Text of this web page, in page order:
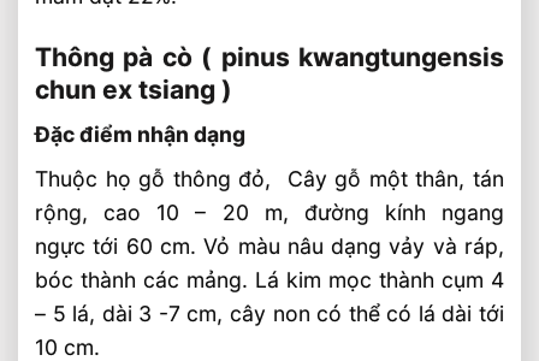
Thông pà cò ( pinus kwangtungensis
chun ex tsiang )
Đặc điểm nhận dạng
Thuộc họ gỗ thông đỏ, Cây gỗ một thân, tán
rộng, cao 10 – 20 m, đường kính ngang
ngực tới 60 cm. Vỏ màu nâu dạng vảy và ráp,
bóc thành các mảng. Lá kim mọc thành cụm 4
– 5 lá, dài 3 -7 cm, cây non có thể có lá dài tới
10 cm.